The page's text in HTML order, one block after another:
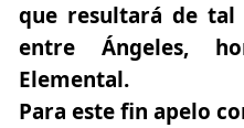
que resultará de tal
entre Ángeles,
Elemental.
Para este fin apelo